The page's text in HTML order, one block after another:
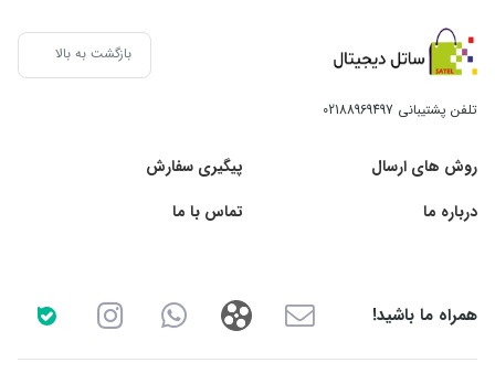
بازگشت به بالا
تلفن پشتیبانی 02188969497
روش های ارسال
پیگیری سفارش
درباره ما
تماس با ما
همراه ما باشید!